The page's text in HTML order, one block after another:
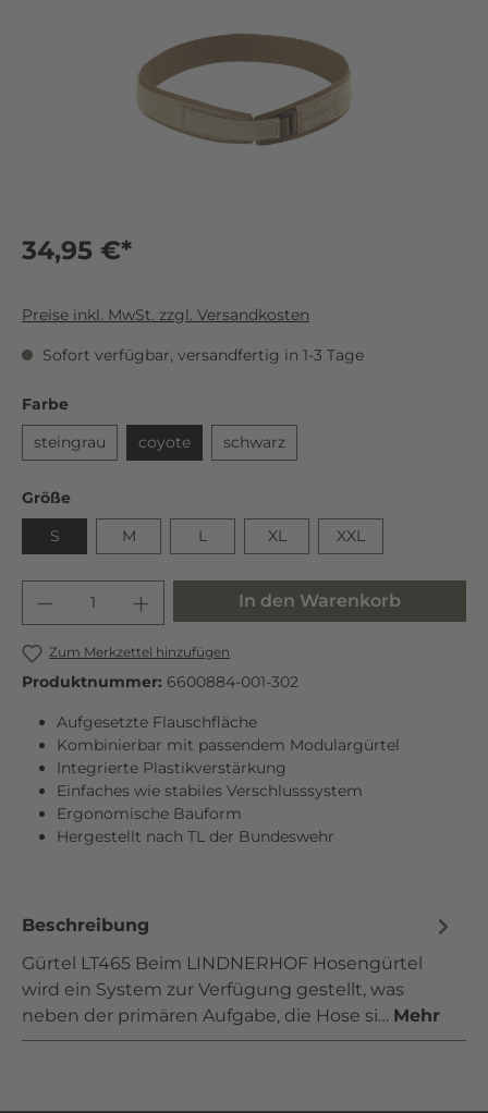
34,95 €*
Preise inkl. MwSt. zzgl. Versandkosten
Sofort verfügbar, versandfertig in 1-3 Tage
Farbe
steingrau
coyote schwarz
Größe
S
M L XL XXL
In den Warenkorb
Zum Merkzettel hinzufügen
Produktnummer: 6600884-001-302
Aufgesetzte Flauschfläche
Kombinierbar mit passendem Modulargürtel
Integrierte Plastikverstärkung
Einfaches wie stabiles Verschlusssystem
Ergonomische Bauform
Hergestellt nach TL der Bundeswehr
Beschreibung
Gürtel LT465 Beim LINDNERHOF Hosengürtel
wird ein System zur Verfügung gestellt, was
neben der primären Aufgabe, die Hose si… Mehr